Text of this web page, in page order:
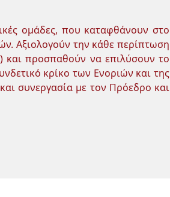
ομάδες, που καταφθάνουν στο
Αξιολογούν την κάθε περίπτωση
και προσπαθούν να επιλύσουν το
κρίκο των Ενοριών και της
συνεργασία με τον Πρόεδρο και